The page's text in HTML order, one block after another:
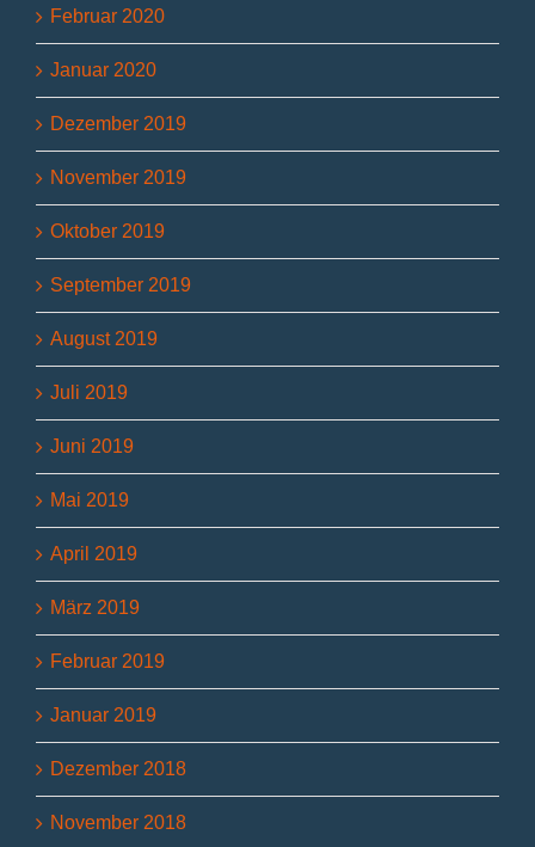
Februar 2020
Januar 2020
Dezember 2019
November 2019
Oktober 2019
September 2019
August 2019
Juli 2019
Juni 2019
Mai 2019
April 2019
März 2019
Februar 2019
Januar 2019
Dezember 2018
November 2018